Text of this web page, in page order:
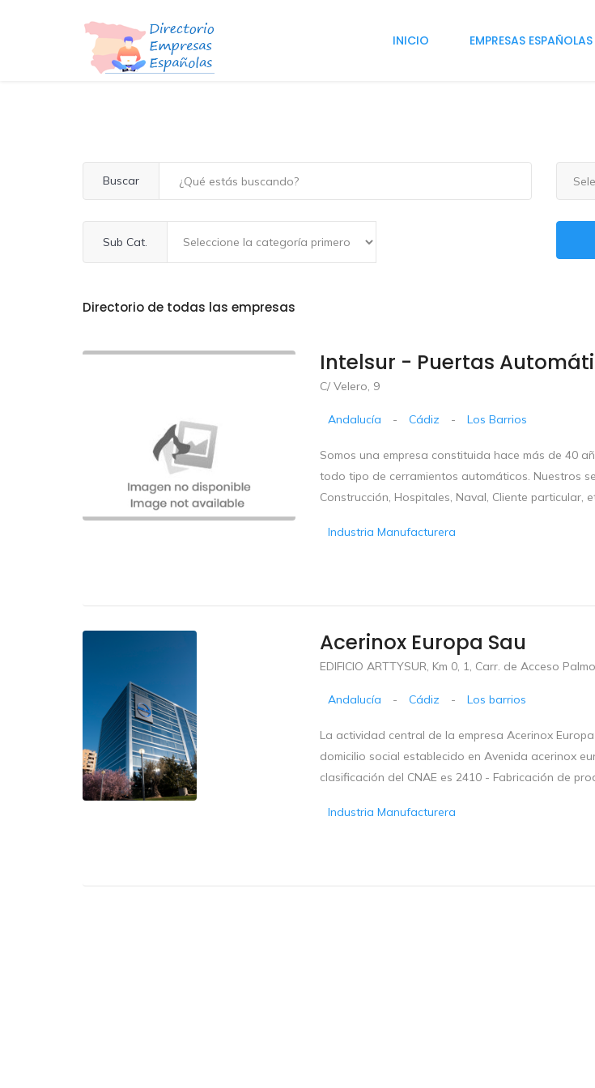
INICIO EMPRESAS ESPAÑOLAS
Buscar
Sub Cat.
Directorio de todas las empresas
Intelsur - Puertas
C/ Velero, 9
Andalucía - Cádiz - Los Barrios
Somos una empresa constituida hace más de 40
todo tipo de cerramientos automáticos. Nuestros
Construcción, Hospitales, Naval, Cliente particular,
Industria Manufacturera
Acerinox Europa Sau
EDIFICIO ARTTYSUR, Km 0, 1, Carr. de Acceso
Andalucía - Cádiz - Los barrios
La actividad central de la empresa Acerinox
domicilio social establecido en Avenida acerinox
clasificación del CNAE es 2410 - Fabricación de
Industria Manufacturera